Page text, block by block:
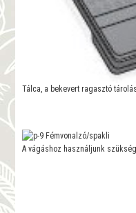
Tálca, a bekevert ragasztó
Fémvonalzó/spakli
A vágáshoz használjunk